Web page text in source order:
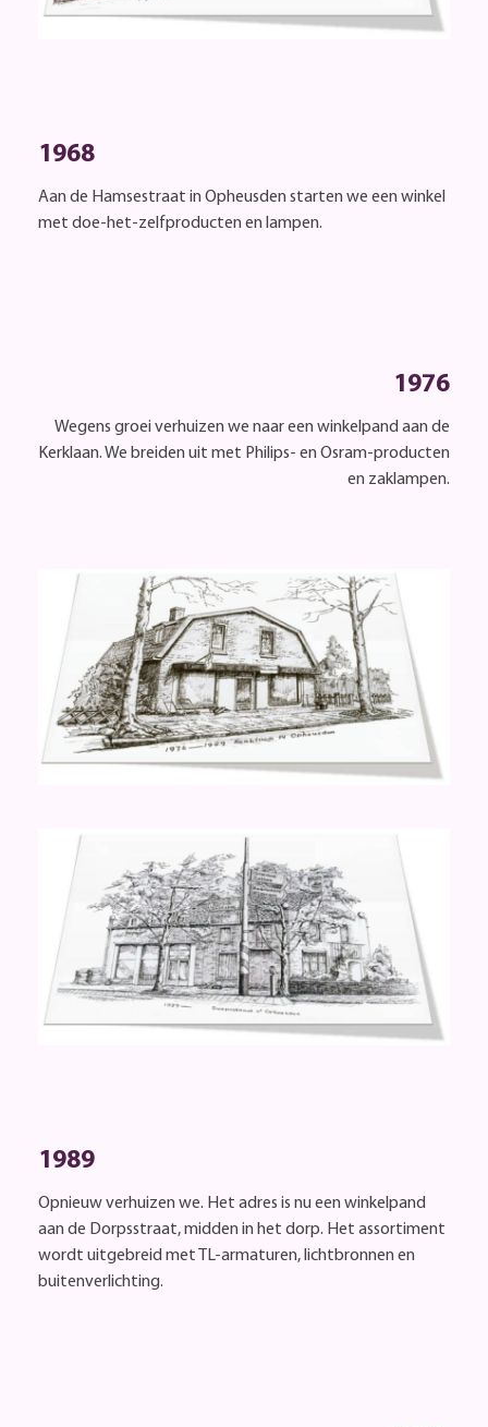
1968
Aan de Hamsestraat in Opheusden starten we een winkel
met doe-het-zelfproducten en lampen.
1976
Wegens groei verhuizen we naar een winkelpand aan de
Kerklaan. We breiden uit met Philips- en Osram-producten
en zaklampen.
1989
Opnieuw verhuizen we. Het adres is nu een winkelpand
aan de Dorpsstraat, midden in het dorp. Het assortiment
wordt uitgebreid met TL-armaturen, lichtbronnen en
buitenverlichting.